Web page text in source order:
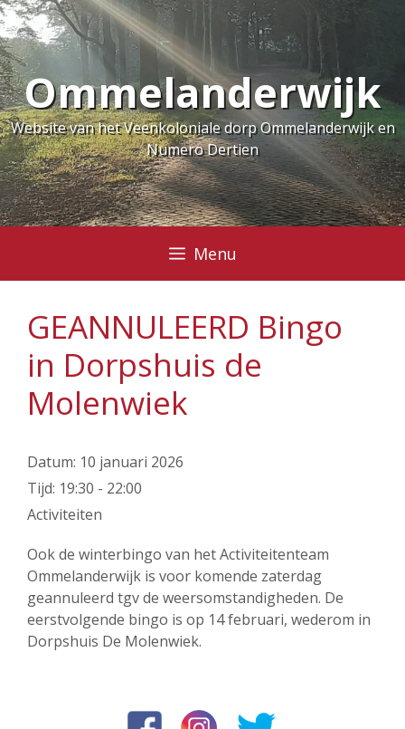
Ga
naar
de
inhoudOmmelanderwijk
Website van het Veenkoloniale dorp Ommelanderwijk en
Numero Dertien
Menu
GEANNULEERD Bingo
in Dorpshuis de
Molenwiek
Datum: 10 januari 2026
Tijd: 19:30 - 22:00
Activiteiten
Ook de winterbingo van het Activiteitenteam
Ommelanderwijk is voor komende zaterdag
geannuleerd tgv de weersomstandigheden. De
eerstvolgende bingo is op 14 februari, wederom in
Dorpshuis De Molenwiek.